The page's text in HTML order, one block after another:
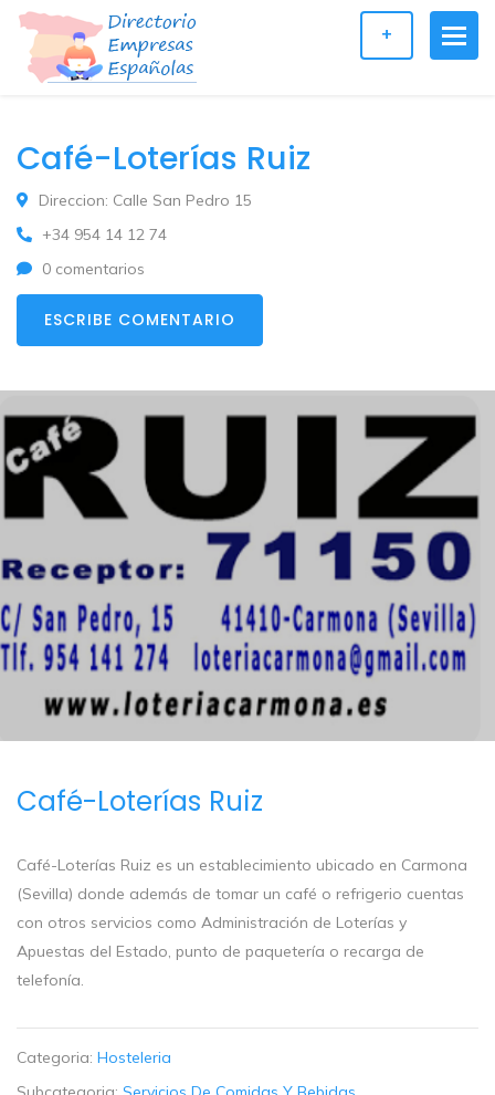
+
Café-Loterías Ruiz
Direccion: Calle San Pedro 15
+34 954 14 12 74
0 comentarios
ESCRIBE COMENTARIO
Café-Loterías Ruiz
Café-Loterías Ruiz es un establecimiento ubicado en Carmona
(Sevilla) donde además de tomar un café o refrigerio cuentas
con otros servicios como Administración de Loterías y
Apuestas del Estado, punto de paquetería o recarga de
telefonía.
Categoria: Hosteleria